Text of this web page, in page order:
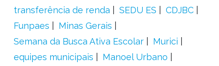
transferência de renda
SEDU ES
CDJBC
Funpaes
Minas Gerais
Semana da Busca Ativa Escolar
Murici
equipes municipais
Manoel Urbano